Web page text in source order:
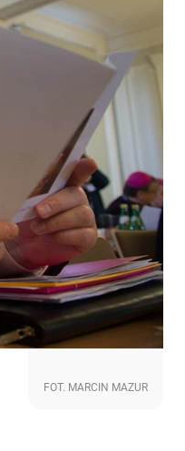
FOT. MARCIN MAZUR